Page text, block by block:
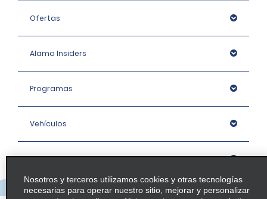
Ofertas
Alamo Insiders
Programas
Vehículos
Oficinas
Empresa
Nosotros y terceros utilizamos cookies y otras tecnologías
necesarias para operar nuestro sitio, mejorar y personalizar